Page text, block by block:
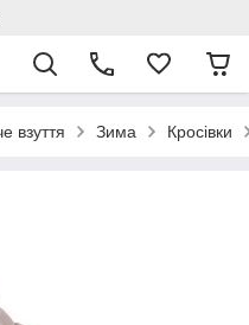
взуття Зима Кросівки